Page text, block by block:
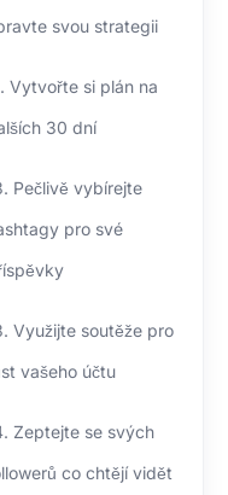
svou strategii
Vytvořte si plán na
30 dní
Pečlivě vybírejte
pro své
Využijte soutěže pro
vašeho účtu
Zeptejte se svých
co chtějí vidět